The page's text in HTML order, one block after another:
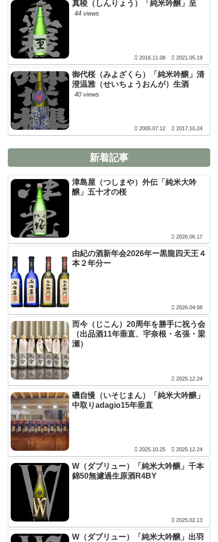
真稜（しんりょう）「純米吟醸」至
44 views
2016.11.08 2021.05.19
御代桜（みよざくら）「純米吟醸」清
澄温雅（せいちょうおんが）生酒
40 views
2005.07.12 2017.10.24
新着記事
津島屋（つしまや）外伝「純米大吟
醸」五十才の桜
2026.06.17
由紀の酒新年会2026年ー黒龍四天王４
本２年分ー
2026.04.08
而今（じこん）20周年を勝手に祝う会
（出品酒11年垂直、宇奈根・名張・梁
瀬）
2025.12.24
磯自慢（いそじまん）「純米大吟醸」
中取りadagio15年垂直
2025.10.25 2025.12.24
W（ダブリュー）「純米大吟醸」千本
錦50無濾過生原酒R4BY
2025.02.13
W（ダブリュー）「純米大吟醸」出羽